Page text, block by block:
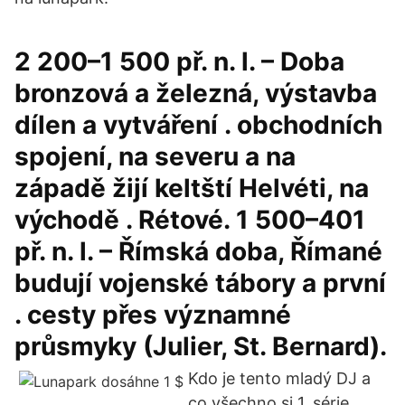
2 200–1 500 př. n. l. – Doba
bronzová a železná, výstavba
dílen a vytváření . obchodních
spojení, na severu a na
západě žijí keltští Helvéti, na
východě . Rétové. 1 500–401
př. n. l. – Římská doba, Římané
budují vojenské tábory a první
. cesty přes významné
průsmyky (Julier, St. Bernard).
Kdo je tento mladý DJ a